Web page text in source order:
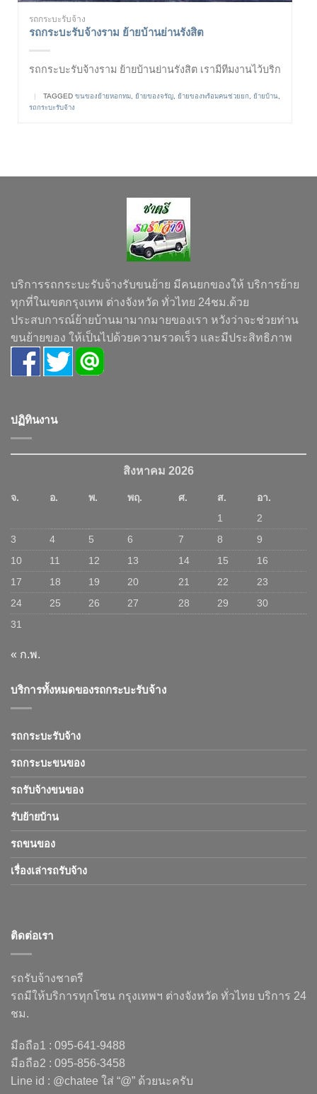
รถกระบะรับจ้าง
รถกระบะรับจ้างราม ย้ายบ้านย่านรังสิต
รถกระบะรับจ้างราม ย้ายบ้านย่านรังสิต เรามีทีมงานไว้บริก
| TAGGED ขนของย้ายหอกทม ย้ายของจรัญ ย้ายของพร้อมคนช่วยยก ย้ายบ้าน
รถกระบะรับจ้าง
บริการรถกระบะรับจ้างรับขนย้าย มีคนยกของให้ บริการย้าย
ทุกที่ในเขตกรุงเทพ ต่างจังหวัด ทั่วไทย 24ชม.ด้วย
ประสบการณ์ย้ายบ้านมามากมายของเรา หวังว่าจะช่วยท่าน
ขนย้ายของ ให้เป็นไปด้วยความรวดเร็ว และมีประสิทธิภาพ
ปฏิทินงาน
สิงหาคม 2026
จ. อ. พ. พฤ. ศ. ส.
อา.
1
2
3
4 5 6 7 8
9
10
11 12 13 14 15
16
17
18 19 20 21 22
23
24
25 26 27 28 29
30
31
« ก.พ.
บริการทั้งหมดของรถกระบะรับจ้าง
รถกระบะรับจ้าง
รถกระบะขนของ
รถรับจ้างขนของ
รับย้ายบ้าน
รถขนของ
เรื่องเล่ารถรับจ้าง
ติดต่อเรา
รถรับจ้างชาตรี
รถมีให้บริการทุกโซน กรุงเทพฯ ต่างจังหวัด ทั่วไทย บริการ 24
ชม.
มือถือ1 : 095-641-9488
มือถือ2 : 095-856-3458
Line id : @chatee ใส่ “@” ด้วยนะครับ